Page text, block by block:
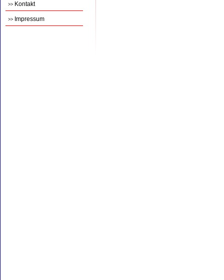
>> Kontakt
>> Impressum